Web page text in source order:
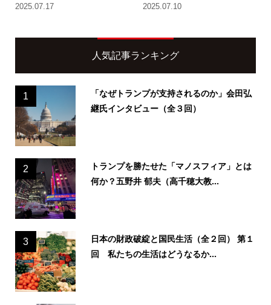
2025.07.17 2025.07.10
人気記事ランキング
1
「なぜトランプが支持されるのか」会田弘
継氏インタビュー（全３回）
2
トランプを勝たせた「マノスフィア」とは
何か？五野井 郁夫（高千穂大教...
3
日本の財政破綻と国民生活（全２回） 第１
回 私たちの生活はどうなるか...